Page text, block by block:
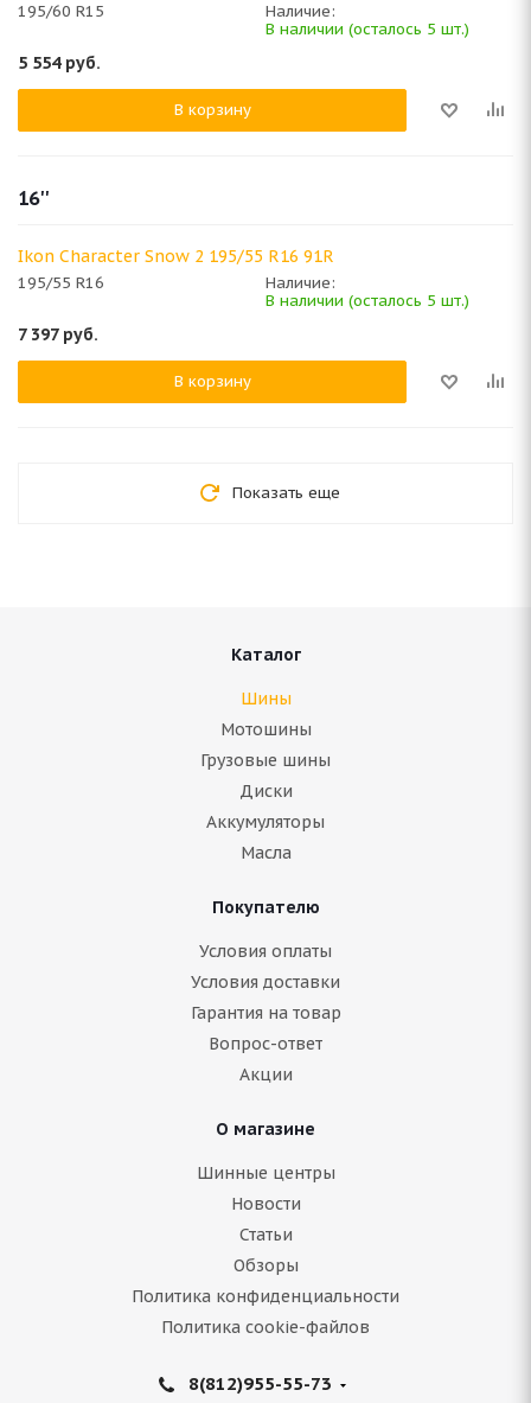
195/60 R15
Наличие:
В наличии (осталось 5 шт.)
5 554руб.
В корзину
16''
Ikon Character Snow 2 195/55 R16 91R
195/55 R16
Наличие:
В наличии (осталось 5 шт.)
7 397руб.
В корзину
Показать еще
Каталог
Шины
Мотошины
Грузовые шины
Диски
Аккумуляторы
Масла
Покупателю
Условия оплаты
Условия доставки
Гарантия на товар
Вопрос-ответ
Акции
О магазине
Шинные центры
Новости
Статьи
Обзоры
Политика конфиденциальности
Политика cookie-файлов
8(812)955-55-73